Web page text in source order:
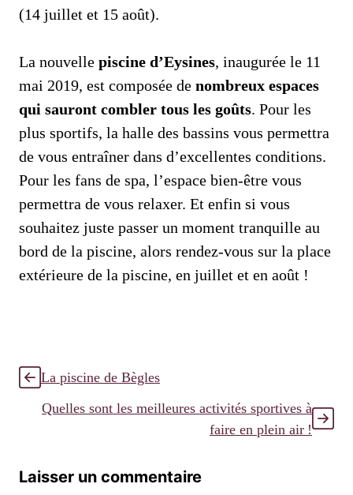
(14 juillet et 15 août).
La nouvelle piscine d’Eysines, inaugurée le 11
mai 2019, est composée de nombreux espaces
qui sauront combler tous les goûts. Pour les
plus sportifs, la halle des bassins vous permettra
de vous entraîner dans d’excellentes conditions.
Pour les fans de spa, l’espace bien-être vous
permettra de vous relaxer. Et enfin si vous
souhaitez juste passer un moment tranquille au
bord de la piscine, alors rendez-vous sur la place
extérieure de la piscine, en juillet et en août !
La piscine de Bègles
Quelles sont les meilleures activités sportives à
faire en plein air !
Laisser un commentaire